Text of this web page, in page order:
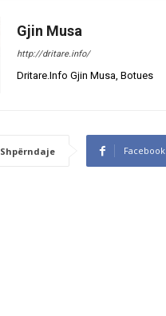
Gjin Musa
http://dritare.info/
Dritare.Info Gjin Musa, Botues
Shpërndaje Facebook